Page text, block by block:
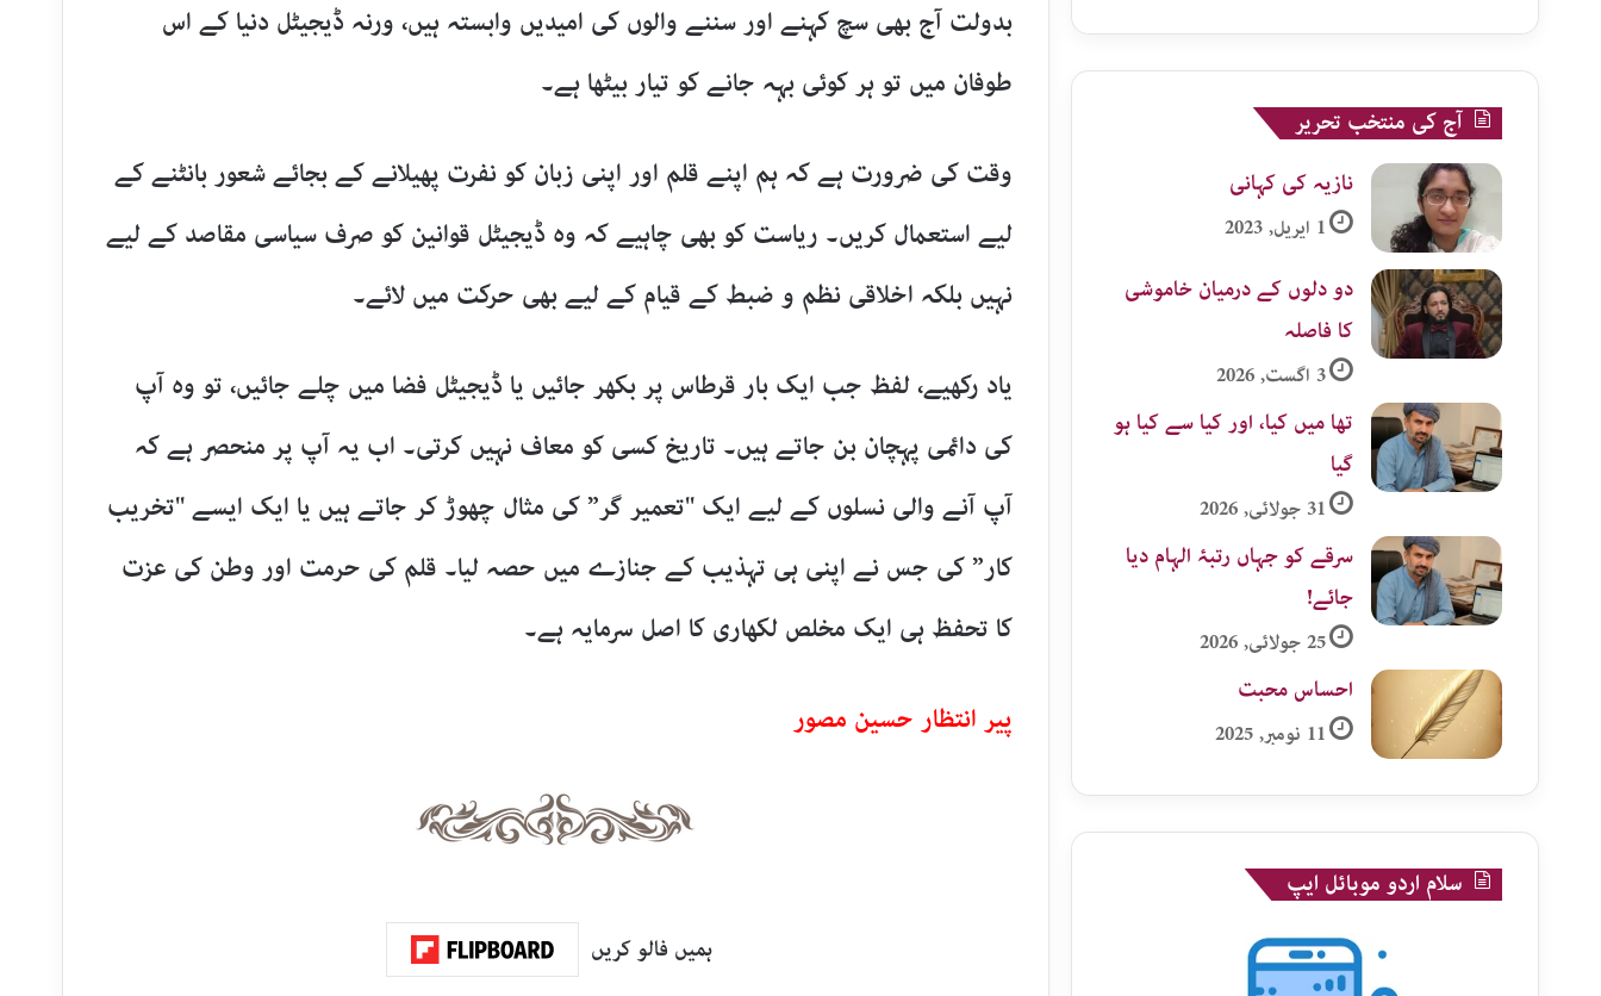
بدولت آج بھی سچ کہنے اور سننے والوں کی امیدیں وابستہ ہیں، ورنہ ڈیجیٹل دنیا کے اس
طوفان میں تو ہر کوئی بہہ جانے کو تیار بیٹھا ہے۔
​وقت کی ضرورت ہے کہ ہم اپنے قلم اور اپنی زبان کو نفرت پھیلانے کے بجائے شعور بانٹنے کے
لیے استعمال کریں۔ ریاست کو بھی چاہیے کہ وہ ڈیجیٹل قوانین کو صرف سیاسی مقاصد کے لیے
نہیں بلکہ اخلاقی نظم و ضبط کے قیام کے لیے بھی حرکت میں لائے۔
​یاد رکھیے، لفظ جب ایک بار قرطاس پر بکھر جائیں یا ڈیجیٹل فضا میں چلے جائیں، تو وہ آپ
کی دائمی پہچان بن جاتے ہیں۔ تاریخ کسی کو معاف نہیں کرتی۔ اب یہ آپ پر منحصر ہے کہ
آپ آنے والی نسلوں کے لیے ایک "تعمیر گر” کی مثال چھوڑ کر جاتے ہیں یا ایک ایسے "تخریب
کار” کی جس نے اپنی ہی تہذیب کے جنازے میں حصہ لیا۔ قلم کی حرمت اور وطن کی عزت
کا تحفظ ہی ایک مخلص لکھاری کا اصل سرمایہ ہے۔
پیر انتظار حسین مصور
ہمیں فالو کریں
آج کی منتخب تحریر
نازیہ کی کہانی
1 اپریل, 2023
دو دلوں کے درمیان خاموشی
کا فاصلہ
3 اگست, 2026
تھا میں کیا، اور کیا سے کیا ہو
گیا
31 جولائی, 2026
سرقے کو جہاں رتبۂ الہام دیا
جائے!
25 جولائی, 2026
احساس محبت
11 نومبر, 2025
سلام اردو موبائل ایپ